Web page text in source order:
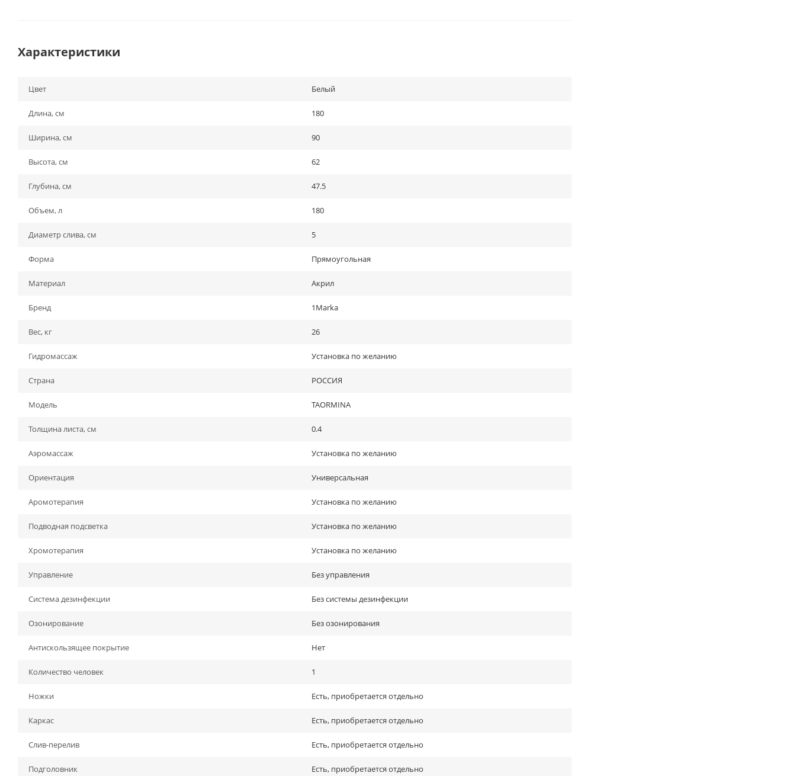
Характеристики
Цвет Белый
Длина, см 180
Ширина, см 90
Высота, см 62
Глубина, см 47.5
Объем, л 180
Диаметр слива, см 5
Форма Прямоугольная
Материал Акрил
Бренд 1Marka
Вес, кг 26
Гидромассаж Установка по желанию
Страна РОССИЯ
Модель TAORMINA
Толщина листа, см 0.4
Аэромассаж Установка по желанию
Ориентация Универсальная
Аромотерапия Установка по желанию
Подводная подсветка Установка по желанию
Хромотерапия Установка по желанию
Управление Без управления
Система дезинфекции Без системы дезинфекции
Озонирование Без озонирования
Антискользящее покрытие Нет
Количество человек 1
Ножки Есть, приобретается отдельно
Каркас Есть, приобретается отдельно
Слив-перелив Есть, приобретается отдельно
Подголовник Есть, приобретается отдельно